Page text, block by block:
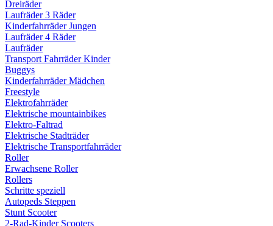
Dreiräder
Laufräder 3 Räder
Kinderfahrräder Jungen
Laufräder 4 Räder
Laufräder
Transport Fahrräder Kinder
Buggys
Kinderfahrräder Mädchen
Freestyle
Elektrofahrräder
Elektrische mountainbikes
Elektro-Faltrad
Elektrische Stadträder
Elektrische Transportfahrräder
Roller
Erwachsene Roller
Rollers
Schritte speziell
Autopeds Steppen
Stunt Scooter
2-Rad-Kinder Scooters